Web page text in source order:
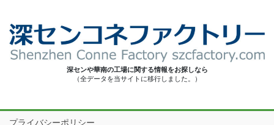
深センや華南の工場に関する情報をお探しなら
（全データを当サイトに移行しました。）
プライバシーポリシー